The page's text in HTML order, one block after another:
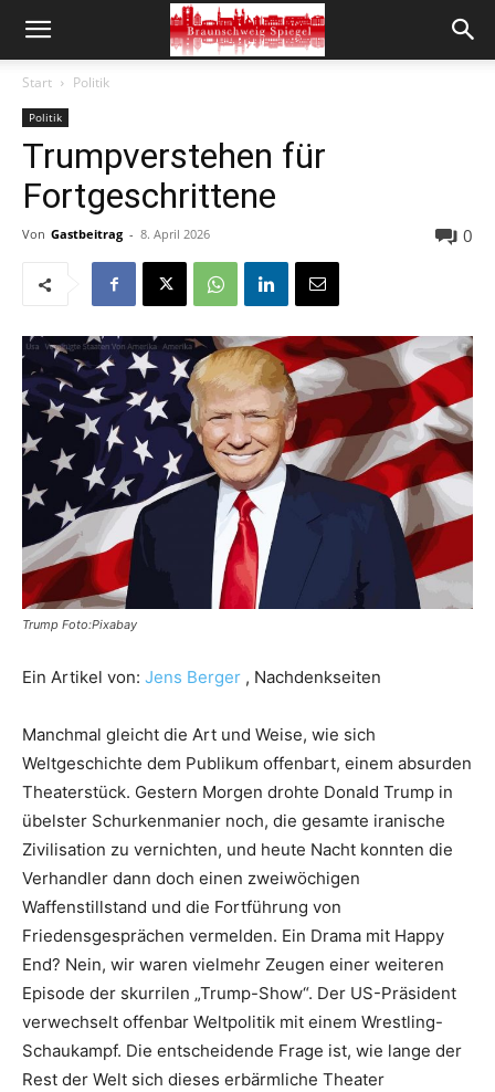
Start Politik
Politik
Trumpverstehen für
Fortgeschrittene
Von Gastbeitrag - 8. April 2026 0
Trump Foto:Pixabay
Ein Artikel von: Jens Berger , Nachdenkseiten
Manchmal gleicht die Art und Weise, wie sich
Weltgeschichte dem Publikum offenbart, einem absurden
Theaterstück. Gestern Morgen drohte Donald Trump in
übelster Schurkenmanier noch, die gesamte iranische
Zivilisation zu vernichten, und heute Nacht konnten die
Verhandler dann doch einen zweiwöchigen
Waffenstillstand und die Fortführung von
Friedensgesprächen vermelden. Ein Drama mit Happy
End? Nein, wir waren vielmehr Zeugen einer weiteren
Episode der skurrilen „Trump-Show“. Der US-Präsident
verwechselt offenbar Weltpolitik mit einem Wrestling-
Schaukampf. Die entscheidende Frage ist, wie lange der
Rest der Welt sich dieses erbärmliche Theater